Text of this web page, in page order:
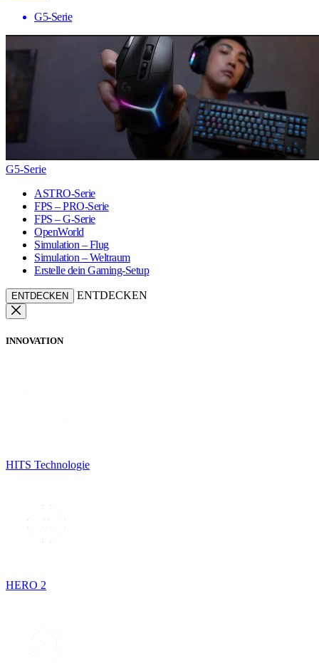
G5-Serie
G5-Serie
ASTRO-Serie
FPS – PRO-Serie
FPS – G-Serie
OpenWorld
Simulation – Flug
Simulation – Weltraum
Erstelle dein Gaming-Setup
ENTDECKEN ENTDECKEN
INNOVATION
HITS Technologie
HERO 2